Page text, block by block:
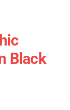
Black